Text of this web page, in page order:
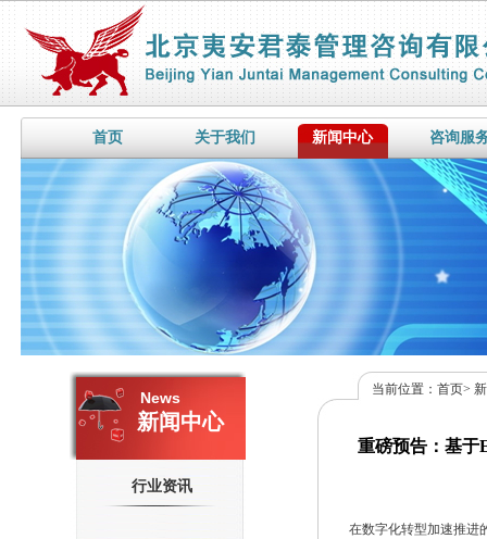
首页 关于我们 新闻中心 咨询服
News
新闻中心
行业资讯
当前位置： 首页>
重磅预告：基于
在数字化转型加速推进